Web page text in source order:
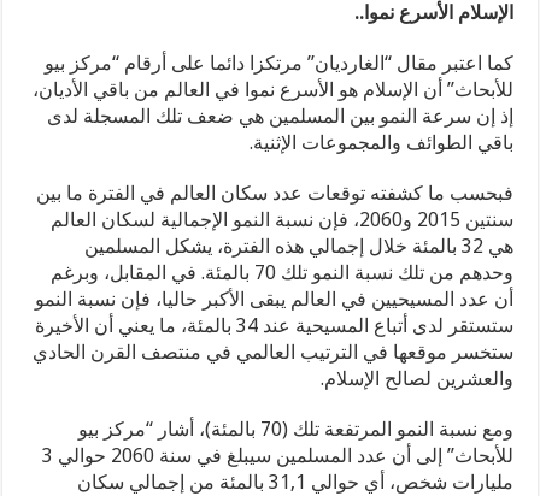
الإسلام الأسرع نموا..
كما اعتبر مقال “الغارديان” مرتكزا دائما على أرقام “مركز بيو
للأبحاث” أن الإسلام هو الأسرع نموا في العالم من باقي الأديان،
إذ إن سرعة النمو بين المسلمين هي ضعف تلك المسجلة لدى
باقي الطوائف والمجموعات الإثنية.
فبحسب ما كشفته توقعات عدد سكان العالم في الفترة ما بين
سنتين 2015 و2060، فإن نسبة النمو الإجمالية لسكان العالم
هي 32 بالمئة خلال إجمالي هذه الفترة، يشكل المسلمين
وحدهم من تلك نسبة النمو تلك 70 بالمئة. في المقابل، وبرغم
أن عدد المسيحيين في العالم يبقى الأكبر حاليا، فإن نسبة النمو
ستستقر لدى أتباع المسيحية عند 34 بالمئة، ما يعني أن الأخيرة
ستخسر موقعها في الترتيب العالمي في منتصف القرن الحادي
والعشرين لصالح الإسلام.
ومع نسبة النمو المرتفعة تلك (70 بالمئة)، أشار “مركز بيو
للأبحاث” إلى أن عدد المسلمين سيبلغ في سنة 2060 حوالي 3
مليارات شخص، أي حوالي 31,1 بالمئة من إجمالي سكان